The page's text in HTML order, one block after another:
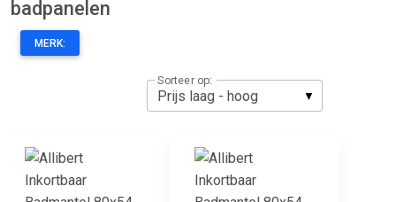
badpanelen
MERK:
Sorteer op: